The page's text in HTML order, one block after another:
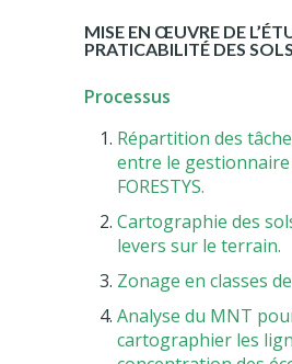
MISE EN ŒUVRE DE
PRATICABILITÉ DES SOLS
Processus
Répartition des
entre le
FORESTYS.
Cartographie des
levers sur le terrain.
Zonage en classes
Analyse du MNT
cartographier les